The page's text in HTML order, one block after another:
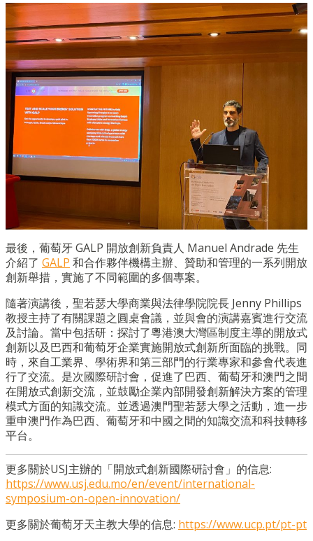
最後，葡萄牙 GALP 開放創新負責人 Manuel Andrade 先生
介紹了 GALP 和合作夥伴機構主辦、贊助和管理的一系列開放
創新舉措，實施了不同範圍的多個專案。
隨著演講後，聖若瑟大學商業與法律學院院長 Jenny Phillips
教授主持了有關課題之圓桌會議，並與會的演講嘉賓進行交流
及討論。當中包括研：探討了粵港澳大灣區制度主導的開放式
創新以及巴西和葡萄牙企業實施開放式創新所面臨的挑戰。同
時，來自工業界、學術界和第三部門的行業專家和參會代表進
行了交流。是次國際研討會，促進了巴西、葡萄牙和澳門之間
在開放式創新交流，並鼓勵企業內部開發創新解決方案的管理
模式方面的知識交流。並透過澳門聖若瑟大學之活動，進一步
重申澳門作為巴西、葡萄牙和中國之間的知識交流和科技轉移
平台。
更多關於USJ主辦的「開放式創新國際研討會」的信息:
https://www.usj.edu.mo/en/event/international-
symposium-on-open-innovation/
更多關於葡萄牙天主教大學的信息: https://www.ucp.pt/pt-pt